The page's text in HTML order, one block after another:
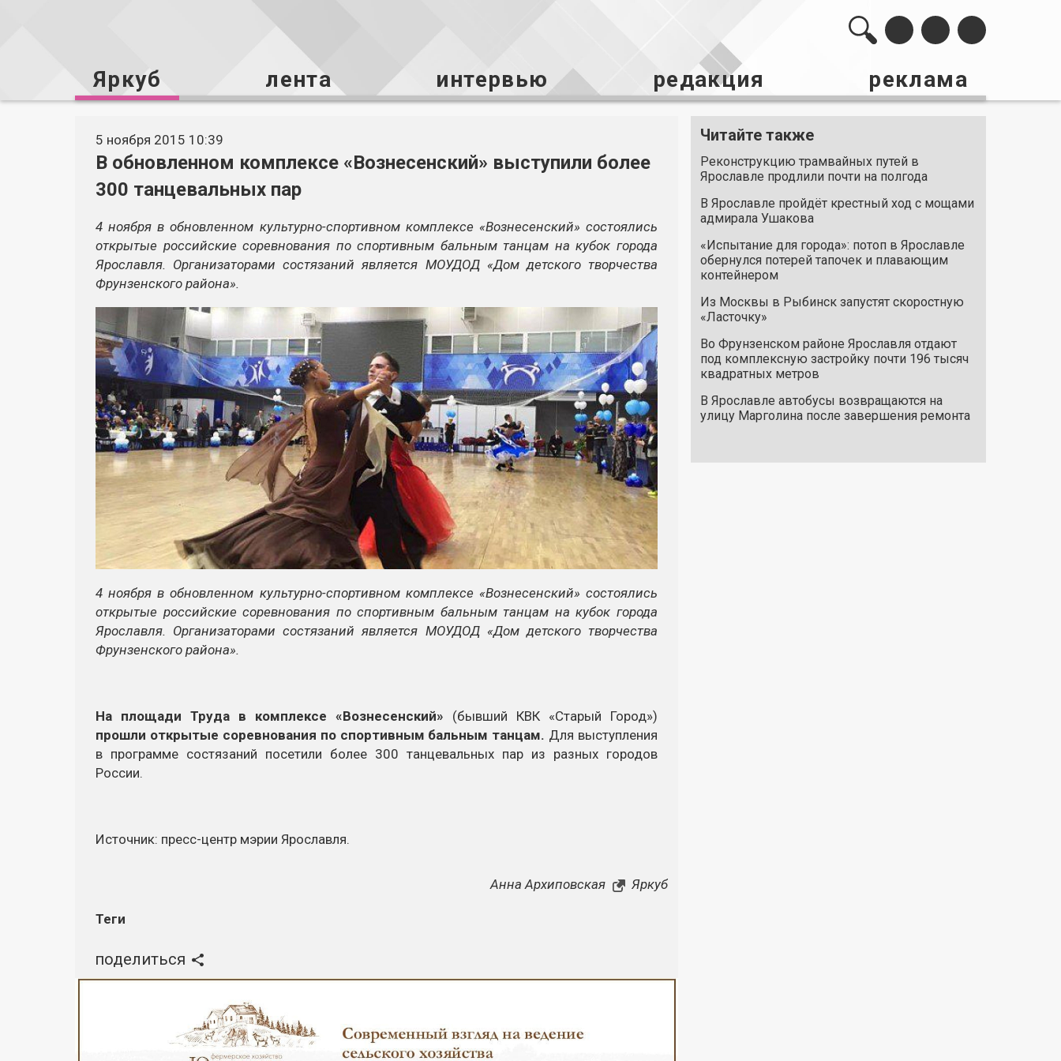
Яркуб лента интервью редакция реклама
5 ноября 2015 10:39
В обновленном комплексе «Вознесенский» выступили более
300 танцевальных пар
4 ноября в обновленном культурно-спортивном комплексе «Вознесенский» состоялись
открытые российские соревнования по спортивным бальным танцам на кубок города
Ярославля. Организаторами состязаний является МОУДОД «Дом детского творчества
Фрунзенского района».
4 ноября в обновленном культурно-спортивном комплексе «Вознесенский» состоялись
открытые российские соревнования по спортивным бальным танцам на кубок города
Ярославля. Организаторами состязаний является МОУДОД «Дом детского творчества
Фрунзенского района».
На площади Труда в комплексе «Вознесенский» (бывший КВК «Старый Город»)
прошли открытые соревнования по спортивным бальным танцам. Для выступления
в программе состязаний посетили более 300 танцевальных пар из разных городов
России.
Источник: пресс-центр мэрии Ярославля.
Анна Архиповская Яркуб
Теги
поделиться
Читайте также
Реконструкцию трамвайных путей в
Ярославле продлили почти на полгода
В Ярославле пройдёт крестный ход с мощами
адмирала Ушакова
«Испытание для города»: потоп в Ярославле
обернулся потерей тапочек и плавающим
контейнером
Из Москвы в Рыбинск запустят скоростную
«Ласточку»
Во Фрунзенском районе Ярославля отдают
под комплексную застройку почти 196 тысяч
квадратных метров
В Ярославле автобусы возвращаются на
улицу Марголина после завершения ремонта